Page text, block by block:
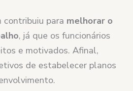
contribuiu para melhorar o
, já que os funcionários
e motivados. Afinal,
de estabelecer planos